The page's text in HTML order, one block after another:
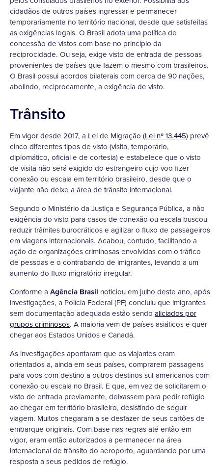
cidadãos de outros países ingressar e permanecer
temporariamente no território nacional, desde que satisfeitas
as exigências legais. O Brasil adota uma política de
concessão de vistos com base no princípio da
reciprocidade. Ou seja, exige visto de entrada de pessoas
provenientes de países que fazem o mesmo com brasileiros.
O Brasil possui acordos bilaterais com cerca de 90 nações,
abolindo, reciprocamente, a exigência de visto.
Trânsito
Em vigor desde 2017, a Lei de Migração (Lei nº 13.445) prevê
cinco diferentes tipos de visto (visita, temporário,
diplomático, oficial e de cortesia) e estabelece que o visto
de visita não será exigido do estrangeiro cujo voo fizer
conexão ou escala em território brasileiro, desde que o
viajante não deixe a área de trânsito internacional.
Segundo o Ministério da Justiça e Segurança Pública, a não
exigência do visto para casos de conexão ou escala buscou
reduzir trâmites burocráticos e agilizar o fluxo de passageiros
em viagens internacionais. Acabou, contudo, facilitando a
ação de organizações criminosas envolvidas com o tráfico
de pessoas e o contrabando de imigrantes, levando a um
aumento do fluxo migratório irregular.
Conforme a Agência Brasil noticiou em julho deste ano, após
investigações, a Polícia Federal (PF) concluiu que imigrantes
sem documentação adequada estão sendo aliciados por
grupos criminosos. A maioria vem de países asiáticos e quer
chegar aos Estados Unidos e Canadá.
As investigações apontaram que os viajantes eram
orientados a, ainda em seus países, comprarem passagens
para voos com destino a outros destinos sul-americanos com
conexão ou escala no Brasil. E que, em vez de solicitarem o
visto de entrada previamente, deixassem para pedir refúgio
ao chegar em território brasileiro, desistindo de seguir
viagem. Muitos chegaram a se desfazer de seus cartões de
embarque originais. Com base nas regras até então em
vigor, eram então autorizados a permanecer na área
internacional de trânsito do aeroporto, aguardando por uma
resposta a seus pedidos de refúgio.